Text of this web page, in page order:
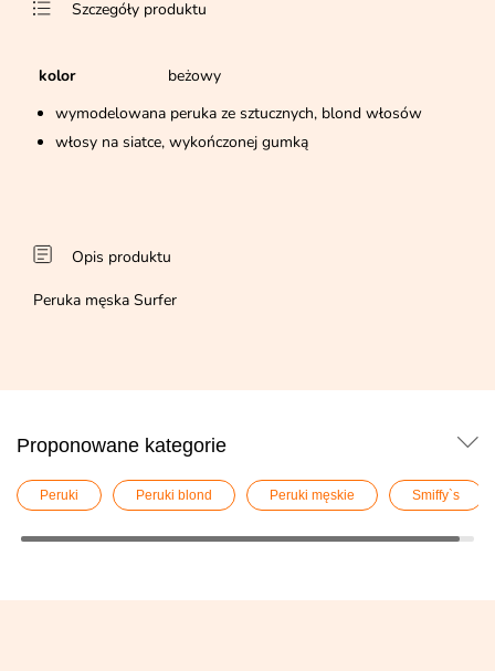
Szczegóły produktu
kolor
beżowy
wymodelowana peruka ze sztucznych, blond włosów
włosy na siatce, wykończonej gumką
Opis produktu
Peruka męska Surfer
Proponowane kategorie
Peruki Peruki blond Peruki męskie Smiffy`s